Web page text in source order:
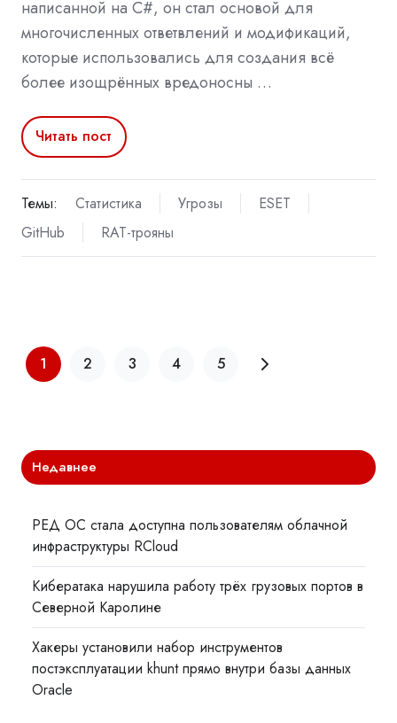
написанной на C#, он стал основой для
многочисленных ответвлений и модификаций,
которые использовались для создания всё
более изощрённых вредоносны …
Читать пост
Темы: Статистика Угрозы
ESET
GitHub
RAT-трояны
1 2 3 4 5
Недавнее
РЕД ОС стала доступна пользователям облачной
инфраструктуры RCloud
Кибератака нарушила работу трёх грузовых портов в
Северной Каролине
Хакеры установили набор инструментов
постэксплуатации khunt прямо внутри базы данных
Oracle